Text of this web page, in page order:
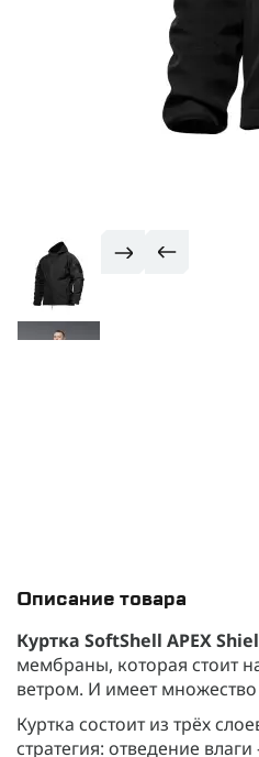
Описание товара
Куртка SoftShell APEX
мембраны, которая стоит
ветром. И имеет
Куртка состоит из трёх
стратегия: отведение